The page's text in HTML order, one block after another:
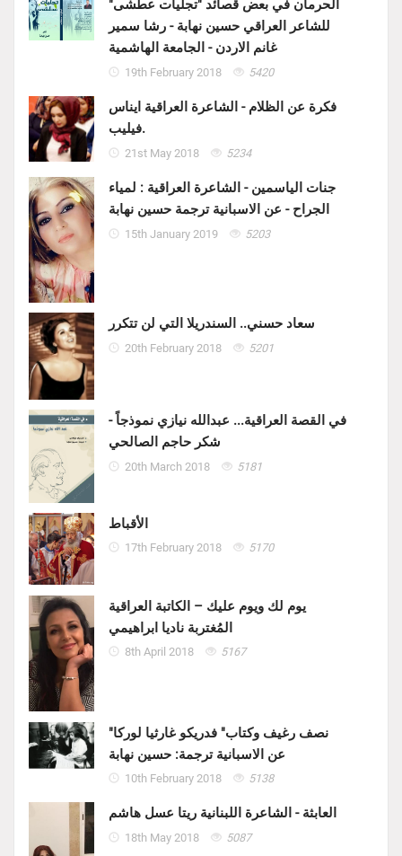
الحرمان في بعض قصائد "تجليات عطشى"
للشاعر العراقي حسين نهابة - رشا سمير
غانم الاردن - الجامعة الهاشمية
19th February 2018 5420
فكرة عن الظلام - الشاعرة العراقية ايناس
فيليب.
21st May 2018 5234
جنات الياسمين - الشاعرة العراقية : لمياء
الجراح - عن الاسبانية ترجمة حسين نهابة
15th January 2019 5203
سعاد حسني.. السندريلا التي لن تتكرر
20th February 2018 5201
في القصة العراقية... عبدالله نيازي نموذجاً -
شكر حاجم الصالحي
20th March 2018 5181
الأقباط
17th February 2018 5170
يوم لك ويوم عليك – الكاتبة العراقية
المُغتربة ناديا ابراهيمي
8th April 2018 5167
"نصف رغيف وكتاب" فدريكو غارثيا لوركا
عن الاسبانية ترجمة: حسين نهابة
10th February 2018 5138
العابثة - الشاعرة اللبنانية ريتا عسل هاشم
18th May 2018 5087